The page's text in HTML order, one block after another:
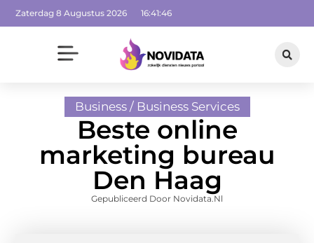
Zaterdag 8 Augustus 2026 16:41:47
Business / Business Services
Beste online
marketing bureau
Den Haag
Gepubliceerd Door Novidata.nl